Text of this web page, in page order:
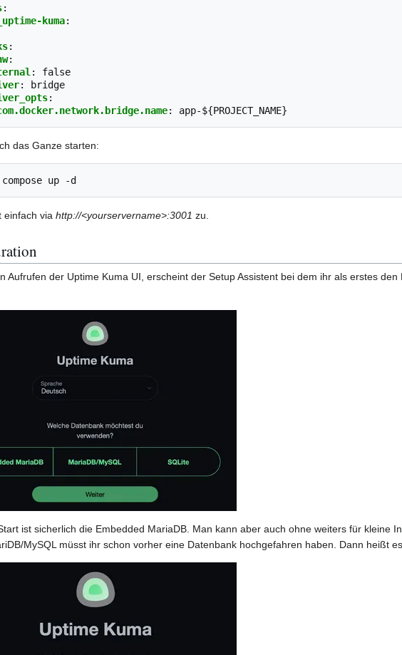
:
kuma:
:
:
:
false
:
bridge
:
: app-${PROJECT_NAME}
das Ganze starten:
compose up
einfach via http://<yourservername>:3001 zu.
Aufrufen der Uptime Kuma UI, erscheint der Setup Assistent bei dem ihr als erstes
ist sicherlich die Embedded MariaDB. Man kann aber auch ohne weiters für kleine
MySQL müsst ihr schon vorher eine Datenbank hochgefahren haben. Dann heißt